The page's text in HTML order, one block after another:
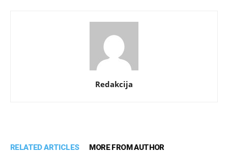
Redakcija
RELATED ARTICLES MORE FROM AUTHOR